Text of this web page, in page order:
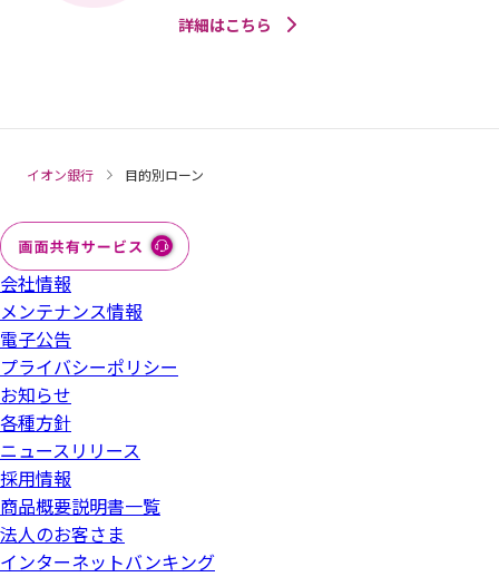
詳細はこちら
イオン銀行 目的別ローン
会社情報
メンテナンス情報
電子公告
プライバシーポリシー
お知らせ
各種方針
ニュースリリース
採用情報
商品概要説明書一覧
法人のお客さま
インターネットバンキング